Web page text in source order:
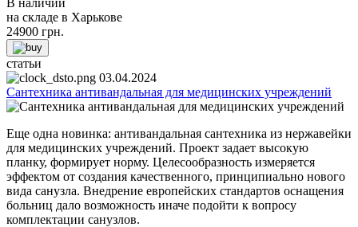
на складе в Харькове
24900 грн.
статьи
03.04.2024
Сантехника антивандальная для медицинских учреждений
Еще одна новинка: антивандальная сантехника из нержавейки
для медицинских учреждений. Проект задает высокую
планку, формирует норму. Целесообразность измеряется
эффектом от создания качественного, принципиально нового
вида санузла. Внедрение европейских стандартов оснащения
больниц дало возможность иначе подойти к вопросу
комплектации санузлов.